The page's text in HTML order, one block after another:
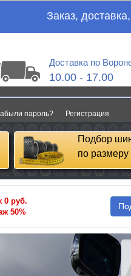
Заказ,
Доставка по
10.00 - 17.00
пароль? Регистрация
Подбор
по размеру
0 руб.
50%